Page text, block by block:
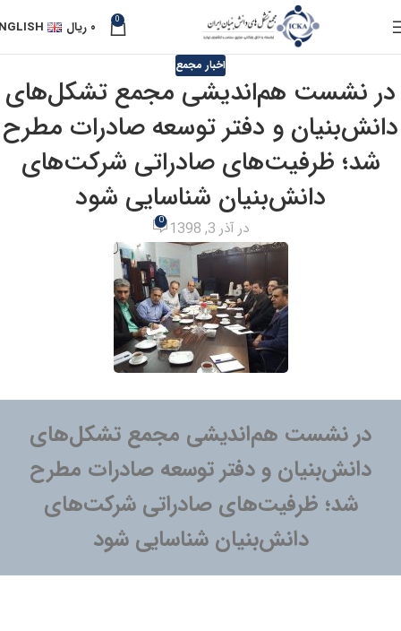
0 ۰ ریال
اخبار مجمع
در نشست هم‌اندیشی مجمع تشکل‌های
دانش‌بنیان و دفتر توسعه صادرات مطرح
شد؛ ظرفیت‌های صادراتی شرکت‌های
دانش‌بنیان شناسایی شود
در آذر 3, 1398 0
در نشست هم‌اندیشی مجمع تشکل‌های
دانش‌بنیان و دفتر توسعه صادرات مطرح
شد؛ ظرفیت‌های صادراتی شرکت‌های
دانش‌بنیان شناسایی شود